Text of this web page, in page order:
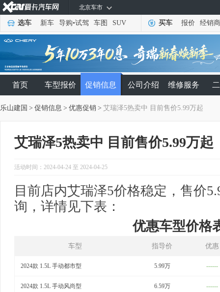
北京车市
选车 新车 导购•试驾 车图 SUV 买车 报价 经销商
首页 车型报价 促销信息 公司介绍 维修服务
乐山建国 > 促销信息 > 优惠促销 > 艾瑞泽5热卖中 目前售价5.99万起
艾瑞泽5热卖中 目前售价5.99万起
活动时间：2024-04-24 至 2024-04-25
目前店内艾瑞泽5价格稳定，售价
询，详情见下表：
优惠车型价格
车型 指导价 优惠
2024款 1.5L 手动都市型 5.99万 ------
2024款 1.5L 手动风尚型 6.59万 ------